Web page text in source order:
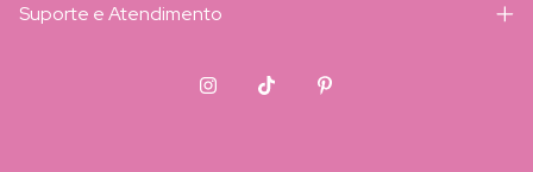
Suporte e Atendimento